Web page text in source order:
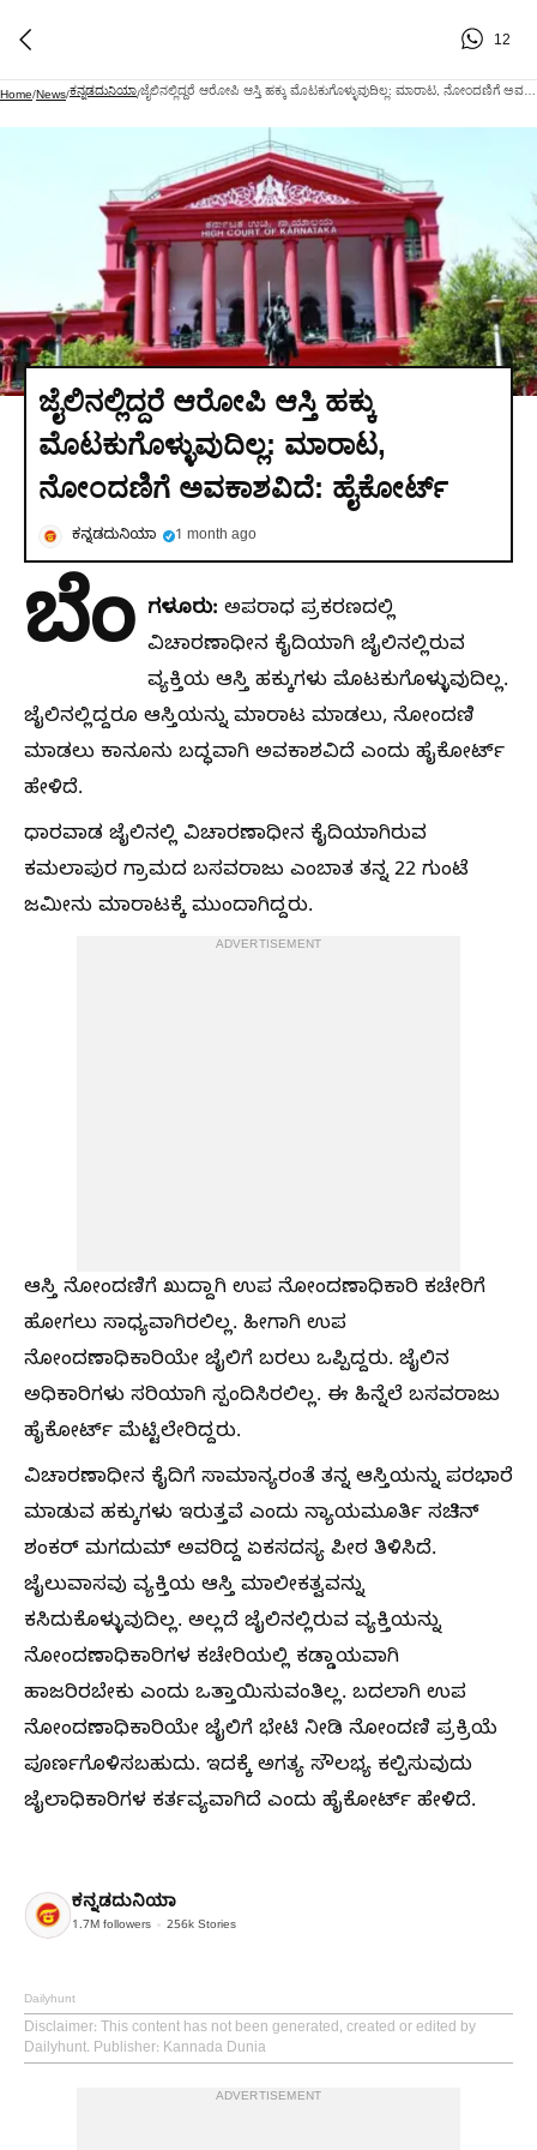
12
Home/News/ಕನ್ನಡದುನಿಯಾ/
ಜೈಲಿನಲ್ಲಿದ್ದರೆ ಆರೋಪಿ ಆಸ್ತಿ ಹಕ್ಕು
ಮೊಟಕುಗೊಳ್ಳುವುದಿಲ್ಲ: ಮಾರಾಟ,
ನೋಂದಣಿಗೆ ಅವಕಾಶವಿದೆ: ಹೈಕೋರ್ಟ್
ಕನ್ನಡದುನಿಯಾ 1 month ago
ಬೆಂ ಗಳೂರು: ಅಪರಾಧ ಪ್ರಕರಣದಲ್ಲಿ
ವಿಚಾರಣಾಧೀನ ಕೈದಿಯಾಗಿ ಜೈಲಿನಲ್ಲಿರುವ
ವ್ಯಕ್ತಿಯ ಆಸ್ತಿ ಹಕ್ಕುಗಳು ಮೊಟಕುಗೊಳ್ಳುವುದಿಲ್ಲ.
ಜೈಲಿನಲ್ಲಿದ್ದರೂ ಆಸ್ತಿಯನ್ನು ಮಾರಾಟ ಮಾಡಲು, ನೋಂದಣಿ
ಮಾಡಲು ಕಾನೂನು ಬದ್ಧವಾಗಿ ಅವಕಾಶವಿದೆ ಎಂದು ಹೈಕೋರ್ಟ್
ಹೇಳಿದೆ.
ಧಾರವಾಡ ಜೈಲಿನಲ್ಲಿ ವಿಚಾರಣಾಧೀನ ಕೈದಿಯಾಗಿರುವ
ಕಮಲಾಪುರ ಗ್ರಾಮದ ಬಸವರಾಜು ಎಂಬಾತ ತನ್ನ 22 ಗುಂಟೆ
ಜಮೀನು ಮಾರಾಟಕ್ಕೆ ಮುಂದಾಗಿದ್ದರು.
ADVERTISEMENT
ಆಸ್ತಿ ನೋಂದಣಿಗೆ ಖುದ್ದಾಗಿ ಉಪ ನೋಂದಣಾಧಿಕಾರಿ ಕಚೇರಿಗೆ
ಹೋಗಲು ಸಾಧ್ಯವಾಗಿರಲಿಲ್ಲ. ಹೀಗಾಗಿ ಉಪ
ನೋಂದಣಾಧಿಕಾರಿಯೇ ಜೈಲಿಗೆ ಬರಲು ಒಪ್ಪಿದ್ದರು. ಜೈಲಿನ
ಅಧಿಕಾರಿಗಳು ಸರಿಯಾಗಿ ಸ್ಪಂದಿಸಿರಲಿಲ್ಲ. ಈ ಹಿನ್ನೆಲೆ ಬಸವರಾಜು
ಹೈಕೋರ್ಟ್ ಮೆಟ್ಟಿಲೇರಿದ್ದರು.
ವಿಚಾರಣಾಧೀನ ಕೈದಿಗೆ ಸಾಮಾನ್ಯರಂತೆ ತನ್ನ ಆಸ್ತಿಯನ್ನು ಪರಭಾರೆ
ಮಾಡುವ ಹಕ್ಕುಗಳು ಇರುತ್ತವೆ ಎಂದು ನ್ಯಾಯಮೂರ್ತಿ ಸಚಿನ್
ಶಂಕರ್ ಮಗದುಮ್ ಅವರಿದ್ದ ಏಕಸದಸ್ಯ ಪೀಠ ತಿಳಿಸಿದೆ.
ಜೈಲುವಾಸವು ವ್ಯಕ್ತಿಯ ಆಸ್ತಿ ಮಾಲೀಕತ್ವವನ್ನು
ಕಸಿದುಕೊಳ್ಳುವುದಿಲ್ಲ. ಅಲ್ಲದೆ ಜೈಲಿನಲ್ಲಿರುವ ವ್ಯಕ್ತಿಯನ್ನು
ನೋಂದಣಾಧಿಕಾರಿಗಳ ಕಚೇರಿಯಲ್ಲಿ ಕಡ್ಡಾಯವಾಗಿ
ಹಾಜರಿರಬೇಕು ಎಂದು ಒತ್ತಾಯಿಸುವಂತಿಲ್ಲ. ಬದಲಾಗಿ ಉಪ
ನೋಂದಣಾಧಿಕಾರಿಯೇ ಜೈಲಿಗೆ ಭೇಟಿ ನೀಡಿ ನೋಂದಣಿ ಪ್ರಕ್ರಿಯೆ
ಪೂರ್ಣಗೊಳಿಸಬಹುದು. ಇದಕ್ಕೆ ಅಗತ್ಯ ಸೌಲಭ್ಯ ಕಲ್ಪಿಸುವುದು
ಜೈಲಾಧಿಕಾರಿಗಳ ಕರ್ತವ್ಯವಾಗಿದೆ ಎಂದು ಹೈಕೋರ್ಟ್ ಹೇಳಿದೆ.
ಕನ್ನಡದುನಿಯಾ
1.7M followers 256k Stories
Dailyhunt
Disclaimer: This content has not been generated, created or edited by
Dailyhunt. Publisher: Kannada Dunia
ADVERTISEMENT